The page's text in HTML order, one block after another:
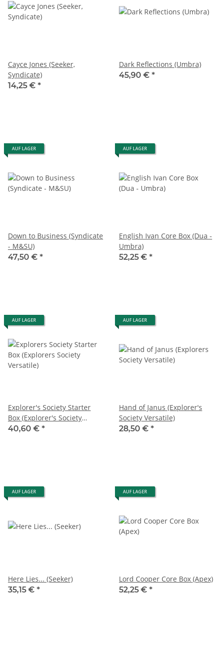
Cayce Jones (Seeker,
Syndicate)
14,25 € *
Dark Reflections (Umbra)
45,90 € *
AUF LAGER
Down to Business (Syndicate
- M&SU)
47,50 € *
AUF LAGER
English Ivan Core Box (Dua -
Umbra)
52,25 € *
AUF LAGER
Explorer's Society Starter
Box (Explorer's Society
Versatile)
40,60 € *
AUF LAGER
Hand of Janus (Explorer's
Society Versatile)
28,50 € *
AUF LAGER
Here Lies... (Seeker)
35,15 € *
AUF LAGER
Lord Cooper Core Box (Apex)
52,25 € *